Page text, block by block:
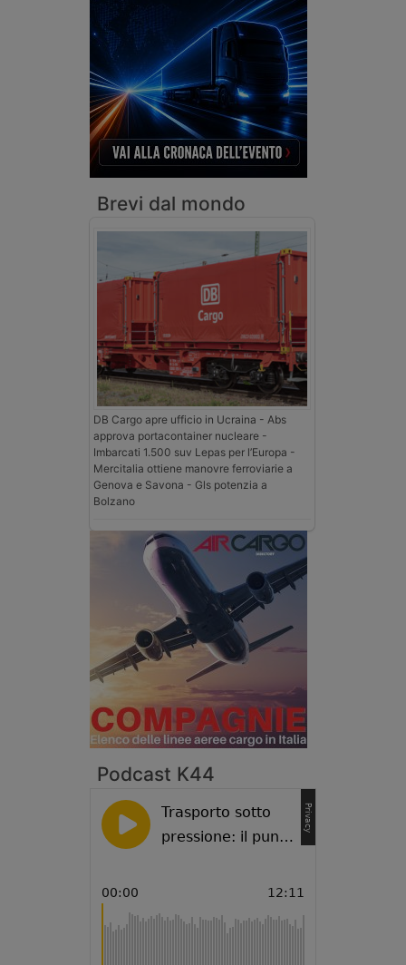
Brevi dal mondo
DB Cargo apre ufficio in Ucraina - Abs
approva portacontainer nucleare -
Imbarcati 1.500 suv Lepas per l’Europa -
Mercitalia ottiene manovre ferroviarie a
Genova e Savona - Gls potenzia a
Bolzano
Podcast K44